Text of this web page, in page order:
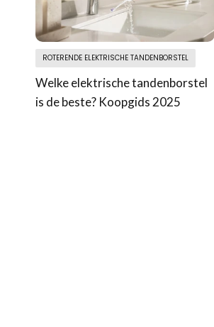
ROTERENDE ELEKTRISCHE TANDENBORSTEL
Welke elektrische tandenborstel
is de beste? Koopgids 2025